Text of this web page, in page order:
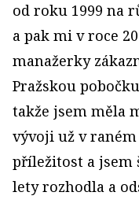
od roku 1999 na
a pak mi v roce
manažerky
Pražskou
takže jsem měla
vývoji už v
příležitost a jsem
lety rozhodla a